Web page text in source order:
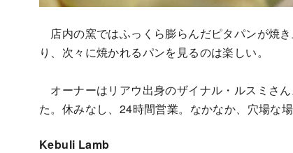
店内の窯ではふっくら膨らんだピタパンが焼
り、次々に焼かれるパンを見るのは楽しい。
オーナーはリアウ出身のザイナル・ルスミさ
た。休みなし、24時間営業。なかなか、穴場な場
Kebuli Lamb